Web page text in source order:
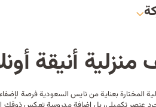
أنيقة
المختارة بعناية من نايس السعودية فرصة